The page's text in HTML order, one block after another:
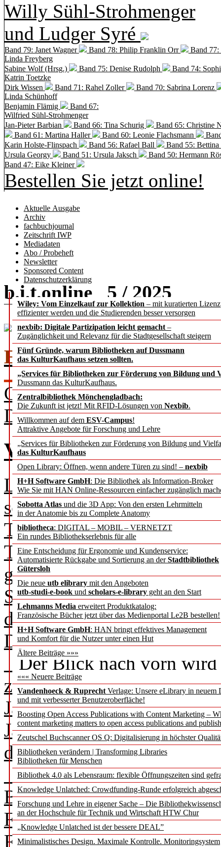
Willy Sühl-Strohmenger
und Ludger Syré
Band 79: Janet Wagner Band 78: Philip Franklin Orr
Band
Linda Freyberg
Sabine Wolf (Hrsg.)
Band 75: Denise Rudolph
Band 74:
Katrin Toetzke
Dirk Wissen
Band 71: Rahel Zoller
Band 70: Sabrina Lorenz
Linda Schünhoff
Benjamin Flämig
Band 67:
Wilfried Sühl-Strohmenger
Jan-Pieter Barbian
Band 66: Tina Schurig
Band 65: Christine
Band 61: Martina Haller
Band 60: Leonie Flachsmann
Karin Holste-Flinspach
Band 56: Rafael Ball
Band 55:
Ursula Georgy
Band 51: Ursula Jaksch Band 50: Hermann
Band 47: Eike Kleiner
Bestellen Sie jetzt online!
Aktuelle Ausgabe
Archiv
fachbuchjournal
Zeitschrift IWP
Mediadaten
Abo / Probeheft
Newsletter
Sponsored Content
Datenschutzerklärung
Wiley: Vom Einzelkauf zur Kollektion – mit kuratierten
effizienter werden und die Studierenden besser versorgen
nexbib: Digitale Partizipation leicht gemacht –
Zugänglichkeit und Relevanz für die Stadtgesellschaft steigern
Fünf Gründe, warum Bibliotheken auf Dussmann
das KulturKaufhaus setzen sollten.
„Services für Bibliotheken zur Förderung von Bildung und
Dussmann das KulturKaufhaus.
Zentralbibliothek Mönchengladbach:
Die Zukunft ist jetzt! Mit RFID-Lösungen von Nexbib.
Willkommen auf dem ESV-Campus!
Attraktive Angebote für Forschung und Lehre
„Services für Bibliotheken zur Förderung von Bildung und
das KulturKaufhaus
Open Library: Öffnen, wenn andere Türen zu sind! – nexbib
H+H Software GmbH: Die Bibliothek als Information-Broker
Wie Sie mit HAN Online-Ressourcen einfacher zugänglich
Sobotta Atlas und die 3D App: Von den ersten Lehrmitteln
in der Anatomie bis zu Complete Anatomy
bibliotheca: DIGITAL – MOBIL – VERNETZT
Ein rundes Bibliothekserlebnis für alle
Eine Entscheidung für Ergonomie und Kundenservice:
Automatisierte Rückgabe und Sortierung an derStadtbibliothek
Gütersloh
Die neue utb elibrary mit den Angeboten
utb-studi-e-book und scholars-e-library geht an den Start
Lehmanns Media erweitert Produktkatalog:
Französische Bücher jetzt über das Medienportal Le2B bestellen!
H+H Software GmbH: HAN bringt effektives Management
und Komfort für die Nutzer unter einen Hut
Ältere Beiträge »»»
««« Neuere Beiträge
Vandenhoeck & Ruprecht Verlage: Unsere eLibrary in neuem
und mit verbesserter Benutzeroberfläche!
Boosting Open Access Publications with Content Marketing –
content marketing matters to open access publications and
Zeutschel Buchscanner OS Q: Digitalisierung in höchster
Bibliotheken verändern | Transforming Libraries
Bibliotheken für Menschen
Bibliothek 4.0 als Lebensraum: flexible Öffnungszeiten sind
Knowledge Unlatched: Crowdfunding-Runde erfolgreich
Forschung und Lehre in eigener Sache – Die
an der Hochschule für Technik und Wirtschaft HTW Chur
„Knowledge Unlatched ist der bessere DEAL”
Minimalistisches Design. Maximale Kontrolle. Monitoringsystem
b.i.t.online 5 / 2025
EDITORIAL
Chefredakteur Dr. Rafael
Direktor der ETH-
Volle Breitseite – und
Liebe Kolleginnen und
schlägt einen großen
Themen nahezu des
Tradition veröffentlichen
gegen Ende des
Sommerinterview, in
direktorin der Bayerischen
Dorothea Sommer.
Der Blick nach vorn
zurück: „Als wär's ein
Jahrzehnte als Direktor
Jan-Pieter Barbian seinen
dabei seine Erfahrungen
In einem Beitrag lassen
Berufsverständnis und die
Freihandaufstellungen
Fachbeitrag zeigen wir,